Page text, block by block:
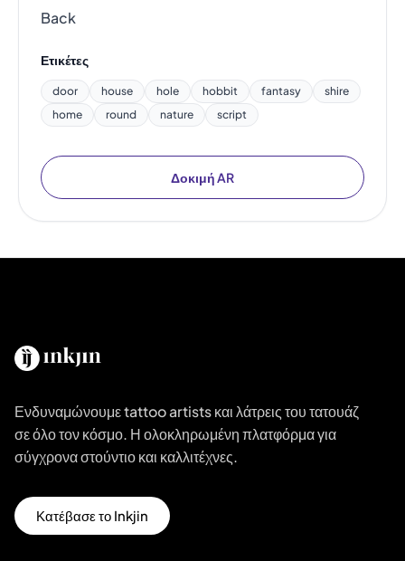
Back
Ετικέτες
door house hole hobbit fantasy
shire
home
round nature script
Δοκιμή AR
Ενδυναμώνουμε tattoo artists και λάτρεις του τατουάζ
σε όλο τον κόσμο. Η ολοκληρωμένη πλατφόρμα για
σύγχρονα στούντιο και καλλιτέχνες.
Κατέβασε το Inkjin